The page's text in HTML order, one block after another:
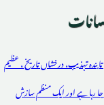
تہذیب، درخشاں تاریخ ، عظیم
جا رہا ہے اور ایک منظم سازش